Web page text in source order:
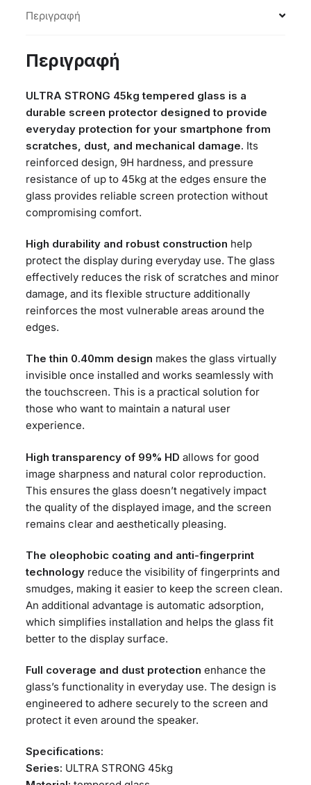
Περιγραφή
Περιγραφή
ULTRA STRONG 45kg tempered glass is a
durable screen protector designed to provide
everyday protection for your smartphone from
scratches, dust, and mechanical damage. Its
reinforced design, 9H hardness, and pressure
resistance of up to 45kg at the edges ensure the
glass provides reliable screen protection without
compromising comfort.
High durability and robust construction help
protect the display during everyday use. The glass
effectively reduces the risk of scratches and minor
damage, and its flexible structure additionally
reinforces the most vulnerable areas around the
edges.
The thin 0.40mm design makes the glass virtually
invisible once installed and works seamlessly with
the touchscreen. This is a practical solution for
those who want to maintain a natural user
experience.
High transparency of 99% HD allows for good
image sharpness and natural color reproduction.
This ensures the glass doesn’t negatively impact
the quality of the displayed image, and the screen
remains clear and aesthetically pleasing.
The oleophobic coating and anti-fingerprint
technology reduce the visibility of fingerprints and
smudges, making it easier to keep the screen clean.
An additional advantage is automatic adsorption,
which simplifies installation and helps the glass fit
better to the display surface.
Full coverage and dust protection enhance the
glass’s functionality in everyday use. The design is
engineered to adhere securely to the screen and
protect it even around the speaker.
Specifications:
Series: ULTRA STRONG 45kg